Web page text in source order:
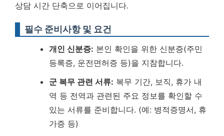
상담 시간 단축으로 이어집니다.
필수 준비사항 및 요건
개인 신분증: 본인 확인을 위한 신분증(주민
등록증, 운전면허증 등)을 지참합니다.
군 복무 관련 서류: 복무 기간, 보직, 휴가 내
역 등 전역과 관련된 주요 정보를 확인할 수
있는 서류를 준비합니다. (예: 병적증명서, 휴
가증 등)